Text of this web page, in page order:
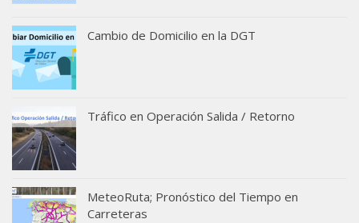
Cambio de Domicilio en la DGT
Tráfico en Operación Salida / Retorno
MeteoRuta; Pronóstico del Tiempo en
Carreteras